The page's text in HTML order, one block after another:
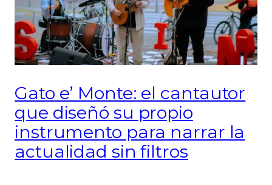
Gato e’ Monte: el cantautor
que diseñó su propio
instrumento para narrar la
actualidad sin filtros